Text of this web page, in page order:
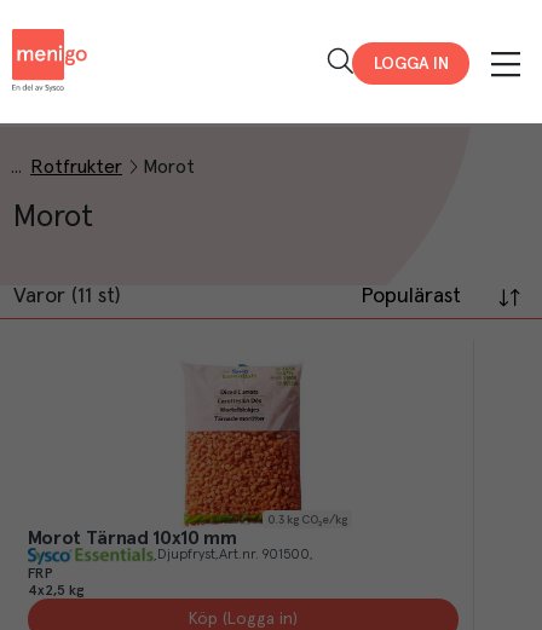
LOGGA IN
Rotfrukter Morot
Morot
Varor (11 st) Populärast
0.3 kg CO₂e/kg
Morot Tärnad 10x10 mm
Djupfryst Art.nr. 901500
FRP
4x2,5 kg
Köp (Logga in)